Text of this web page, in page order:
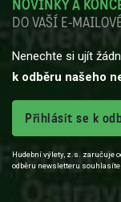
NOVINKY A
DO VAŠÍ E-
Nenechte si ujít
k odběru našeho
Přihlásit se k
Hudební výlety, z.s. zaručuje
odběru newsletteru